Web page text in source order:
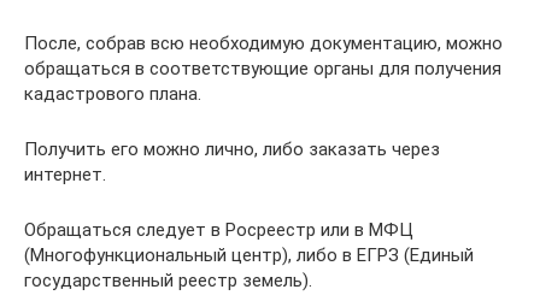
После, собрав всю необходимую документацию, можно
обращаться в соответствующие органы для получения
кадастрового плана.
Получить его можно лично, либо заказать через
интернет.
Обращаться следует в Росреестр или в МФЦ
(Многофункциональный центр), либо в ЕГРЗ (Единый
государственный реестр земель).